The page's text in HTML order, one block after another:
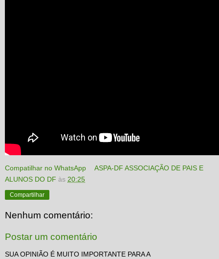
Compatilhar no WhatsApp
ASPA-DF ASSOCIAÇÃO DE PAIS E
ALUNOS DO DF às 20:25
Compartilhar
Nenhum comentário:
Postar um comentário
SUA OPINIÃO É MUITO IMPORTANTE PARA A